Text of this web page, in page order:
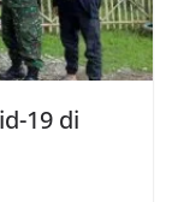
19 di